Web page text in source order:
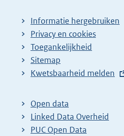
Informatie hergebruiken
Privacy en cookies
Toegankelijkheid
Sitemap
E
t
e
r
Kwetsbaarheid melden
Open data
Linked Data Overheid
PUC Open Data